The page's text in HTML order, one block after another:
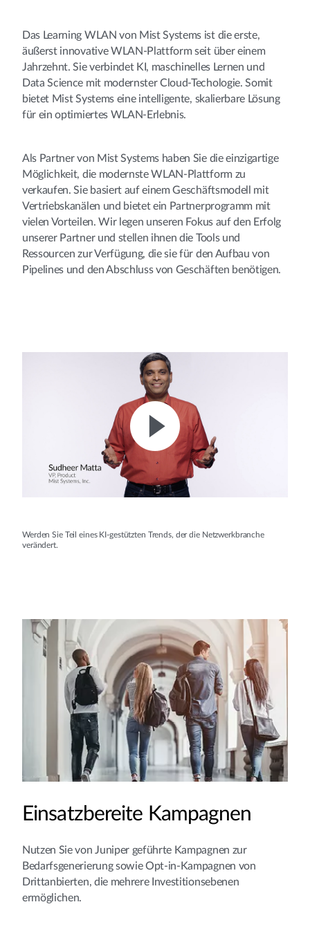
Das Learning WLAN von Mist Systems ist die erste,
äußerst innovative WLAN-Plattform seit über einem
Jahrzehnt. Sie verbindet KI, maschinelles Lernen und
Data Science mit modernster Cloud-Techologie. Somit
bietet Mist Systems eine intelligente, skalierbare Lösung
für ein optimiertes WLAN-Erlebnis.
Als Partner von Mist Systems haben Sie die einzigartige
Möglichkeit, die modernste WLAN-Plattform zu
verkaufen. Sie basiert auf einem Geschäftsmodell mit
Vertriebskanälen und bietet ein Partnerprogramm mit
vielen Vorteilen. Wir legen unseren Fokus auf den Erfolg
unserer Partner und stellen ihnen die Tools und
Ressourcen zur Verfügung, die sie für den Aufbau von
Pipelines und den Abschluss von Geschäften benötigen.
Werden Sie Teil eines KI-gestützten Trends, der die Netzwerkbranche
verändert.
Einsatzbereite Kampagnen
Nutzen Sie von Juniper geführte Kampagnen zur
Bedarfsgenerierung sowie Opt-in-Kampagnen von
Drittanbierten, die mehrere Investitionsebenen
ermöglichen.